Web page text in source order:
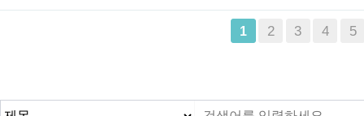
1 2 3 4 5